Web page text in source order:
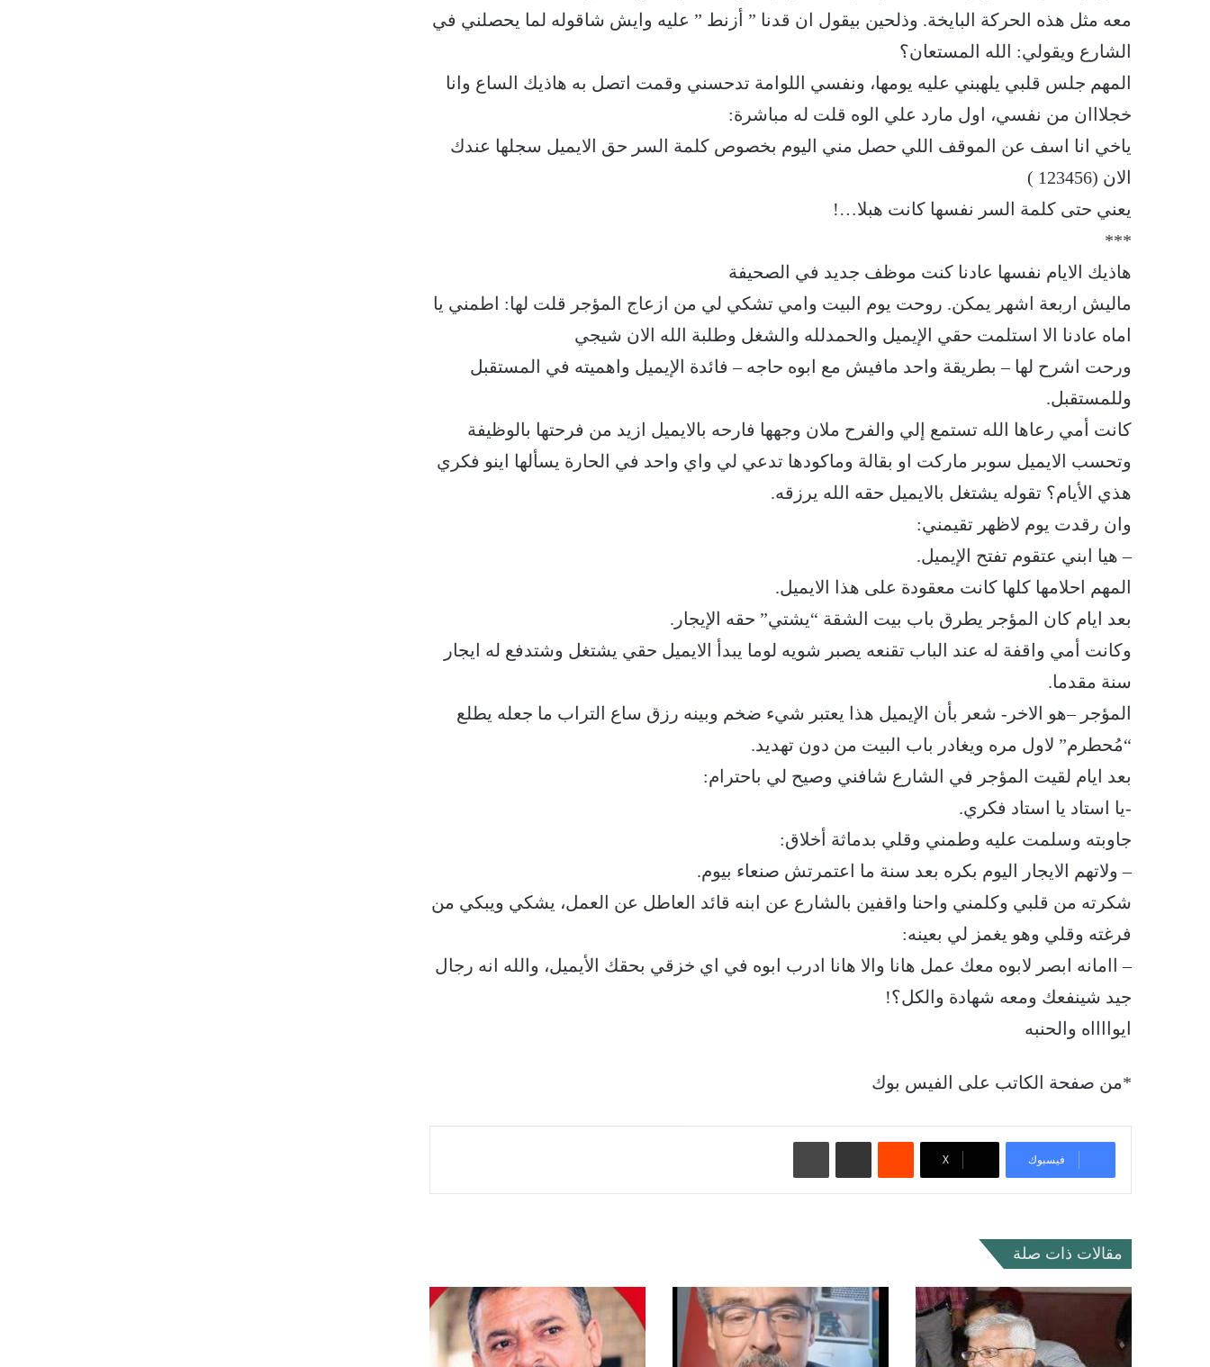
معه مثل هذه الحركة البايخة. وذلحين بيقول ان قدنا ” أزنط ” عليه وايش شاقوله لما يحصلني في
الشارع ويقولي: الله المستعان؟
المهم جلس قلبي يلهبني عليه يومها، ونفسي اللوامة تدحسني وقمت اتصل به هاذيك الساع وانا
خجلااان من نفسي، اول مارد علي الوه قلت له مباشرة:
ياخي انا اسف عن الموقف اللي حصل مني اليوم بخصوص كلمة السر حق الايميل سجلها عندك
الان (123456 )
يعني حتى كلمة السر نفسها كانت هبلا…!
***
هاذيك الايام نفسها عادنا كنت موظف جديد في الصحيفة
ماليش اربعة اشهر يمكن. روحت يوم البيت وامي تشكي لي من ازعاج المؤجر قلت لها: اطمني يا
اماه عادنا الا استلمت حقي الإيميل والحمدلله والشغل وطلبة الله الان شيجي
ورحت اشرح لها – بطريقة واحد مافيش مع ابوه حاجه – فائدة الإيميل واهميته في المستقبل
وللمستقبل.
كانت أمي رعاها الله تستمع إلي والفرح ملان وجهها فارحه بالايميل ازيد من فرحتها بالوظيفة
وتحسب الايميل سوبر ماركت او بقالة وماكودها تدعي لي واي واحد في الحارة يسألها اينو فكري
هذي الأيام؟ تقوله يشتغل بالايميل حقه الله يرزقه.
وان رقدت يوم لاظهر تقيمني:
– هيا ابني عتقوم تفتح الإيميل.
المهم احلامها كلها كانت معقودة على هذا الايميل.
بعد ايام كان المؤجر يطرق باب بيت الشقة “يشتي” حقه الإيجار.
وكانت أمي واقفة له عند الباب تقنعه يصبر شويه لوما يبدأ الايميل حقي يشتغل وشتدفع له ايجار
سنة مقدما.
المؤجر –هو الاخر- شعر بأن الإيميل هذا يعتبر شيء ضخم وبينه رزق ساع التراب ما جعله يطلع
“مُحطرم” لاول مره ويغادر باب البيت من دون تهديد.
بعد ايام لقيت المؤجر في الشارع شافني وصيح لي باحترام:
-يا استاد يا استاد فكري.
جاوبته وسلمت عليه وطمني وقلي بدماثة أخلاق:
– ولاتهم الايجار اليوم بكره بعد سنة ما اعتمرتش صنعاء بيوم.
شكرته من قلبي وكلمني واحنا واقفين بالشارع عن ابنه قائد العاطل عن العمل، يشكي ويبكي من
فرغته وقلي وهو يغمز لي بعينه:
– اامانه ابصر لابوه معك عمل هانا والا هانا ادرب ابوه في اي خزقي بحقك الأيميل، والله انه رجال
جيد شينفعك ومعه شهادة والكل؟!
ايوااااه والحنبه
*من صفحة الكاتب على الفيس بوك
فيسبوك ‫X
مقالات ذات صلة